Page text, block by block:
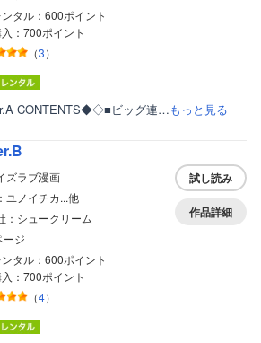
タル：600ポイント
：700ポイント
（3）
CONTENTS◆◇■ビッグ連…もっと見る
ズラブ漫画
ユノイチカ...他
：シュークリーム
ージ
タル：600ポイント
：700ポイント
（4）
試し読み
作品詳細